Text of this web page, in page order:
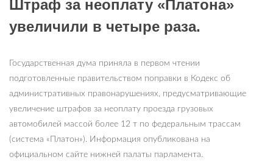
Штраф за неоплату «Платона»
увеличили в четыре раза.
Государственная дума приняла в первом чтении
подготовленные правительством поправки в Кодекс об
административных правонарушениях, предусматривающие
увеличение штрафов за неоплату проезда грузовых
автомобилей массой более 12 т по федеральным трассам
(система «Платон»). Информация опубликована на
официальном сайте нижней палаты парламента.